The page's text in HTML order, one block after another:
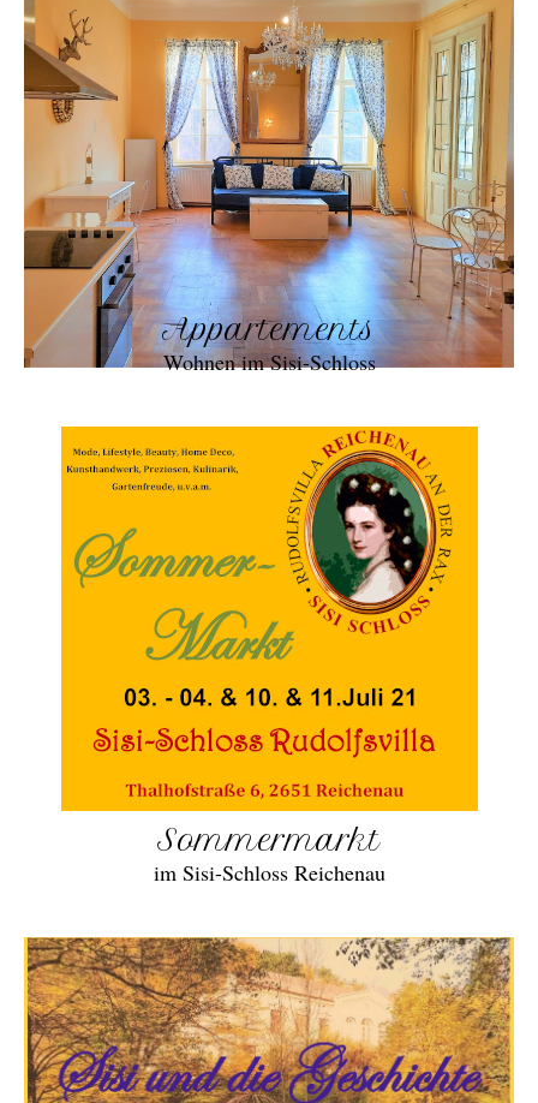
Appartements
Wohnen im Sisi-Schloss
Sommermarkt
im Sisi-Schloss Reichenau